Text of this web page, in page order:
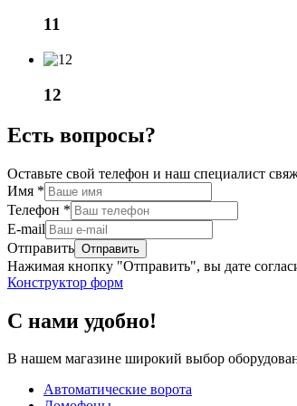
11
12
Есть вопросы?
Оставьте свой телефон и наш специалист
Имя *
Телефон *
E-mail
Отправить
Нажимая кнопку "Отправить", вы дате
Конструктор форм
С нами удобно!
В нашем магазине широкий выбор
Автоматические ворота